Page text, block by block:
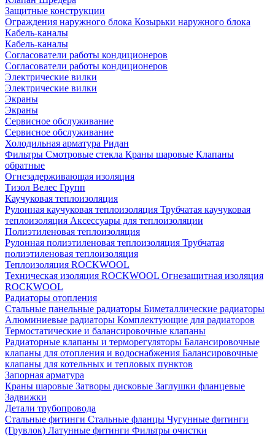
Защитные конструкции
Ограждения наружного блока Козырьки наружного блока
Кабель-каналы
Кабель-каналы
Согласователи работы кондиционеров
Согласователи работы кондиционеров
Электрические вилки
Электрические вилки
Экраны
Экраны
Сервисное обслуживание
Сервисное обслуживание
Холодильная арматура Ридан
Фильтры Смотровые стекла Краны шаровые Клапаны
обратные
Огнезадерживающая изоляция
Тизол Велес Групп
Каучуковая теплоизоляция
Рулонная каучуковая теплоизоляция Трубчатая каучуковая
теплоизоляция Аксессуары для теплоизоляции
Полиэтиленовая теплоизоляция
Рулонная полиэтиленовая теплоизоляция Трубчатая
полиэтиленовая теплоизоляция
Теплоизоляция ROCKWOOL
Техническая изоляция ROCKWOOL Огнезащитная изоляция
ROCKWOOL
Радиаторы отопления
Стальные панельные радиаторы Биметаллические радиаторы
Алюминиевые радиаторы Комплектующие для радиаторов
Термостатические и балансировочные клапаны
Радиаторные клапаны и терморегуляторы Балансировочные
клапаны для отопления и водоснабжения Балансировочные
клапаны для котельных и тепловых пунктов
Запорная арматура
Краны шаровые Затворы дисковые Заглушки фланцевые
Задвижки
Детали трубопровода
Стальные фитинги Стальные фланцы Чугунные фитинги
(Грувлок) Латунные фитинги Фильтры очистки